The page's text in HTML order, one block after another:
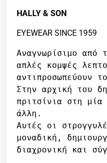
HALLY & SON
EYEWEAR SINCE 1959
Αναγνωρίσιμο από
απλές κομψές
αντιπροσωπεύουν το
Στην αρχική του
πριτσίνια στη
άλλη.
Αυτές οι
μοναδική,